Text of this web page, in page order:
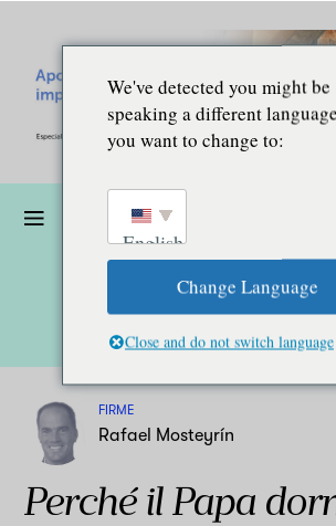
FIRME
Rafael Mosteyrín
Perché il Papa
We've detected you might be
speaking a different
you want to change to:
English
Change Language
Close and do not switch language